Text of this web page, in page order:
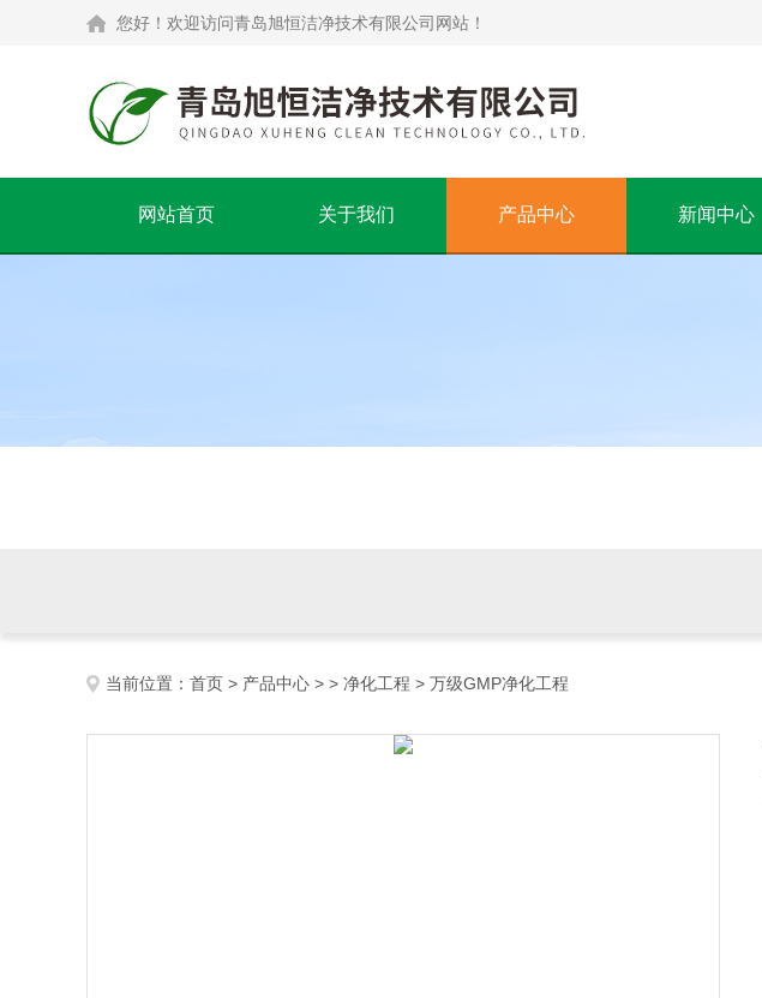
您好！欢迎访问青岛旭恒洁净技术有限公司网站！
网站首页 关于我们 产品中心 新闻中心
当前位置： 首页 > 产品中心 > > 净化工程 > 万级GMP净化工程